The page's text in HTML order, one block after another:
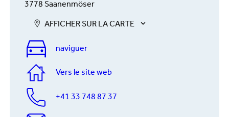
3778 Saanenmöser
AFFICHER SUR LA CARTE
naviguer
Vers le site web
+41 33 748 87 37